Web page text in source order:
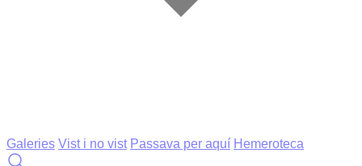
Galeries Vist i no vist Passava per aquí Hemeroteca